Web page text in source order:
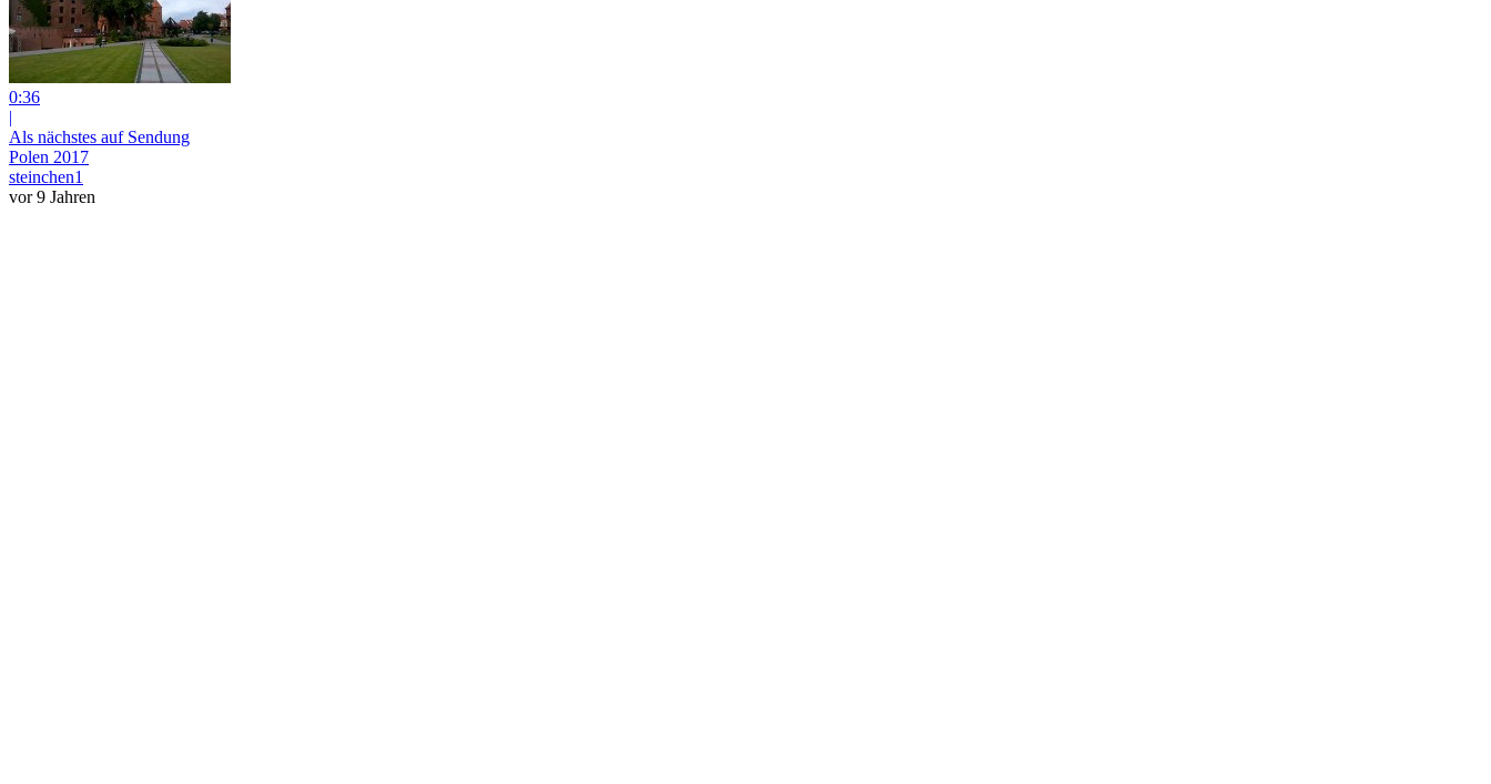
0:36
|
Als nächstes auf Sendung
Polen 2017
steinchen1
vor 9 Jahren